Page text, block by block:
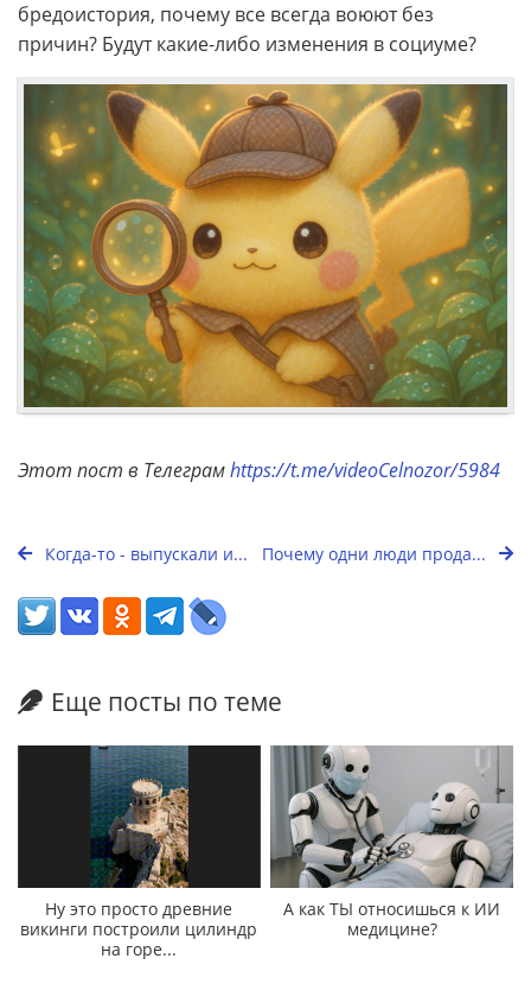
бредоистория, почему все всегда воюют без
причин? Будут какие-либо изменения в социуме?
Этот пост в Телеграмhttps://t.me/videoCelnozor/5984
Когда-то - выпускали и... Почему одни люди прода...
Еще посты по теме
Ну это просто древние
викинги построили цилиндр
на горе...
А как ТЫ относишься к ИИ
медицине?